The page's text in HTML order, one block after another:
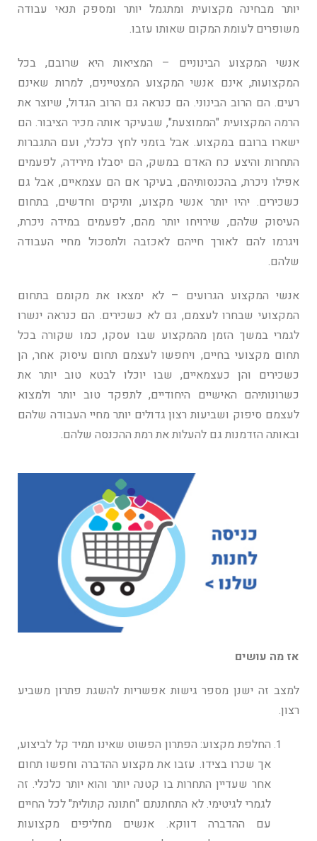
יותר מבחינה מקצועית ומתגמל יותר ומספק תנאי עבודה
משופרים לעומת המקום שאותו עזבו.
אנשי המקצוע הבינוניים – המציאות היא שרובם, בכל
המקצועות, אינם אנשי המקצוע המצטיינים, למרות שאינם
רעים. הם הרוב הבינוני. הם כנראה גם הרוב הגדול, שיוצר את
הרמה המקצועית "הממוצעת", שבעיקר אותה מכיר הציבור. הם
ישארו ברובם במקצוע. אבל בזמני לחץ כלכלי, ועם התגברות
התחרות והיצע כח האדם במשק, הם יסבלו מירידה, לפעמים
אפילו ניכרת, בהכנסותיהם, בעיקר אם הם עצמאיים, אבל גם
כשכירים. יהיו יותר אנשי מקצוע, ותיקים וחדשים, בתחום
העיסוק שלהם, שירויחו יותר מהם, לפעמים במידה ניכרת,
ויגרמו להם לאורך חייהם לאכזבה ולתסכול מחיי העבודה
שלהם.
אנשי המקצוע הגרועים – לא ימצאו את מקומם בתחום
המקצועי שבחרו לעצמם, גם לא כשכירים. הם כנראה ינשרו
לגמרי במשך הזמן מהמקצוע שבו עסקו, כמו שקורה בכל
תחום מקצועי בחיים, ויחפשו לעצמם תחום עיסוק אחר, הן
כשכירים והן כעצמאיים, שבו יוכלו לבטא טוב יותר את
כשרונותיהם האישיים היחודיים, לתפקד טוב יותר ולמצוא
לעצמם סיפוק ושביעות רצון גדולים יותר מחיי העבודה שלהם
ובאותה הזדמנות גם להעלות את רמת ההכנסה שלהם.
אז מה עושים
למצב זה ישנן מספר גישות אפשריות להשגת פתרון משביע
רצון.
החלפת מקצוע: הפתרון הפשוט שאינו תמיד קל לביצוע,
אך שכרו בצידו. עזבו את מקצוע ההדברה וחפשו תחום
אחר שעדיין התחרות בו קטנה יותר והוא יותר כלכלי. זה
לגמרי לגיטימי. לא התחתנתם "חתונה קתולית" לכל החיים
עם ההדברה דווקא. אנשים מחליפים מקצועות